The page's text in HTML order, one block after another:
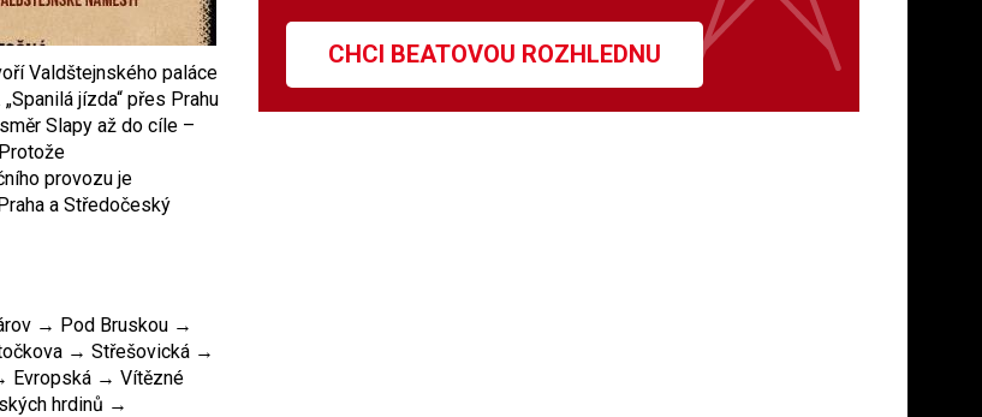
Valdštejnského paláce
jízda“ přes Prahu
Slapy až do cíle –
provozu je
a Středočeský
→ Pod Bruskou →
→ Střešovická →
Evropská → Vítězné
hrdinů →
CHCI BEATOVOU ROZHLEDNU